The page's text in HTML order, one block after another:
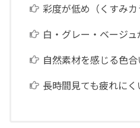
彩度が低め（くすみカ
白・グレー・ベージ
自然素材を感じる色合
長時間見ても疲れにく